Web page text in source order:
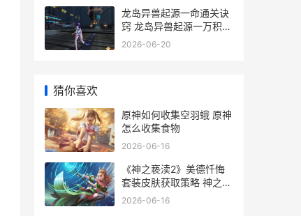
龙岛异兽起源一命通关诀
窍 龙岛异兽起源一万积分
等于多少钱
2026-06-20
猜你喜欢
原神如何收集空羽蛾 原神
怎么收集食物
2026-06-16
《神之亵渎2》美德忏悔
套装皮肤获取策略 神之亵
渎2空中冲刺怎么获得
2026-06-16